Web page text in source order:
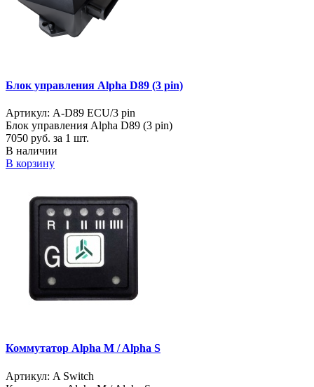
Блок управления Alpha D89 (3 pin)
Артикул: A-D89 ECU/3 pin
Блок управления Alpha D89 (3 pin)
7050 руб. за 1 шт.
В наличии
В корзину
Коммутатор Alpha M / Alpha S
Артикул: A Switch